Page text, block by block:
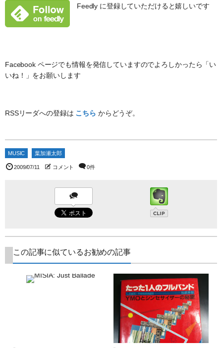
Feedly に登録していただけると嬉しいです
Facebook ページでも情報を発信していますのでよろしかったら「い
いね！」をお願いします
RSSリーダへの登録は こちら からどうぞ。
MUSIC 葉加瀬太郎
2009/07/11 コメント 0件
この記事に似ているお勧めの記事